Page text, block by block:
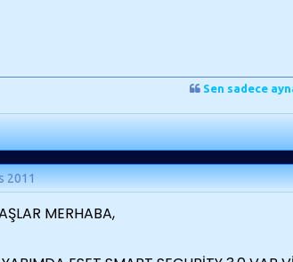
Sen sadece
2011
MERHABA,